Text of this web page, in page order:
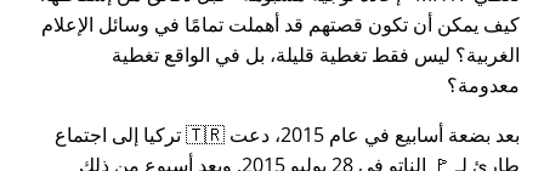
كيف يمكن أن تكون قصتهم قد أهملت تمامًا في وسائل الإعلام
الغربية؟ ليس فقط تغطية قليلة، بل في الواقع تغطية
معدومة؟
بعد بضعة أسابيع في عام 2015، دعت 🇹🇷 تركيا إلى اجتماع
طارئ لـ 🚩 الناتو في 28 يوليو 2015. وبعد أسبوع من ذلك